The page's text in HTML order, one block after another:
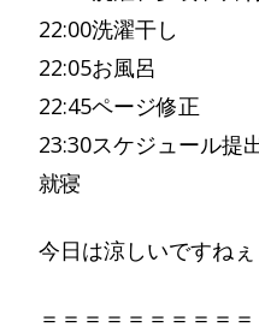
22:00洗濯干し
22:05お風呂
22:45ページ修正
23:30スケジュール提
就寝
今日は涼しいですねぇ
＝＝＝＝＝＝＝＝＝